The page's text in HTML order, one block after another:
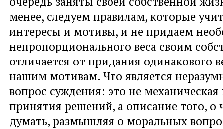
менее, следуем правилам, которые
интересы и мотивы, и не придаем
непропорционального веса своим
отличается от придания одинакового
нашим мотивам. Что является
вопрос суждения: это не механическая
принятия решений, а описание того,
думать, размышляя о моральных